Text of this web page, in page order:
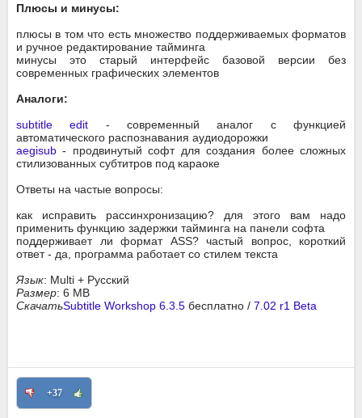
Плюсы и минусы:
плюсы в том что есть множество поддерживаемых форматов
и ручное редактирование тайминга
минусы это старый интерфейс базовой версии без
современных графических элементов
Аналоги:
subtitle edit - современный аналог с функцией
автоматического распознавания аудиодорожки
aegisub - продвинутый софт для создания более сложных
стилизованных субтитров под караоке
Ответы на частые вопросы:
как исправить рассинхронизацию? для этого вам надо
применить функцию задержки тайминга на панели софта
поддерживает ли формат ASS? частый вопрос, короткий
ответ - да, программа работает со стилем текста
Язык: Multi + Русский
Размер: 6 MB
СкачатьSubtitle Workshop 6.3.5 бесплатно / 7.02 r1 Beta
+37